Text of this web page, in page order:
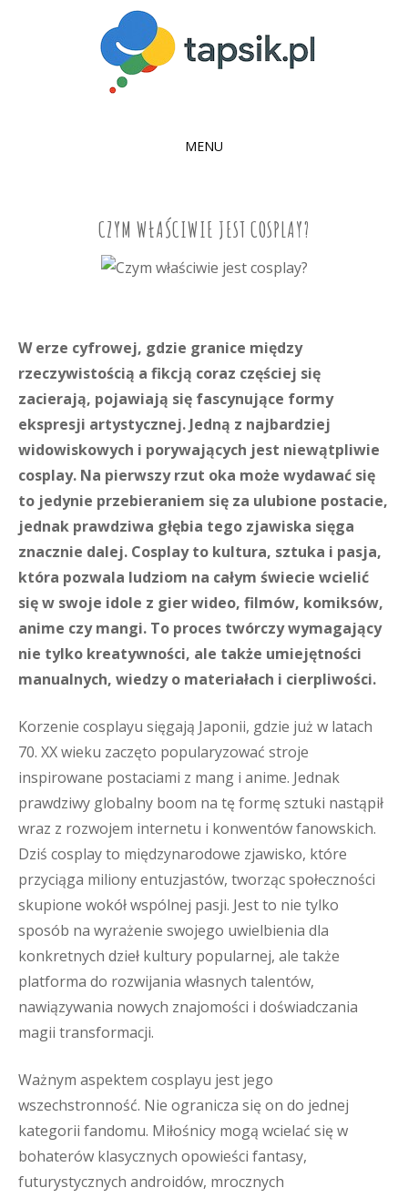
MENU
CZYM WŁAŚCIWIE JEST COSPLAY?
W erze cyfrowej, gdzie granice między
rzeczywistością a fikcją coraz częściej się
zacierają, pojawiają się fascynujące formy
ekspresji artystycznej. Jedną z najbardziej
widowiskowych i porywających jest niewątpliwie
cosplay. Na pierwszy rzut oka może wydawać się
to jedynie przebieraniem się za ulubione postacie,
jednak prawdziwa głębia tego zjawiska sięga
znacznie dalej. Cosplay to kultura, sztuka i pasja,
która pozwala ludziom na całym świecie wcielić
się w swoje idole z gier wideo, filmów, komiksów,
anime czy mangi. To proces twórczy wymagający
nie tylko kreatywności, ale także umiejętności
manualnych, wiedzy o materiałach i cierpliwości.
Korzenie cosplayu sięgają Japonii, gdzie już w latach
70. XX wieku zaczęto popularyzować stroje
inspirowane postaciami z mang i anime. Jednak
prawdziwy globalny boom na tę formę sztuki nastąpił
wraz z rozwojem internetu i konwentów fanowskich.
Dziś cosplay to międzynarodowe zjawisko, które
przyciąga miliony entuzjastów, tworząc społeczności
skupione wokół wspólnej pasji. Jest to nie tylko
sposób na wyrażenie swojego uwielbienia dla
konkretnych dzieł kultury popularnej, ale także
platforma do rozwijania własnych talentów,
nawiązywania nowych znajomości i doświadczania
magii transformacji.
Ważnym aspektem cosplayu jest jego
wszechstronność. Nie ogranicza się on do jednej
kategorii fandomu. Miłośnicy mogą wcielać się w
bohaterów klasycznych opowieści fantasy,
futurystycznych androidów, mrocznych